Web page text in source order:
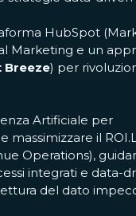
HubSpot
Marketing e un
Breeze) per
Artificiale per
massimizzare il
Operations),
integrati e data-
del dato